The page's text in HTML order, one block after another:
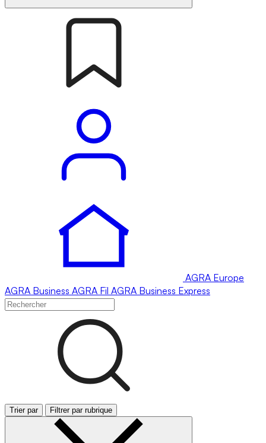
AGRA Europe
AGRA Business AGRA Fil AGRA Business Express
Trier par Filtrer par rubrique